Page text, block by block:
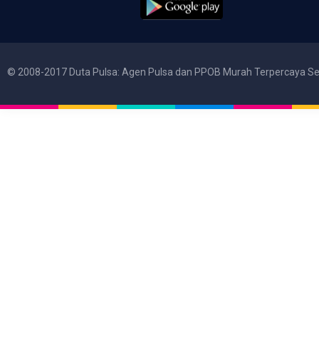
© 2008-2017 Duta Pulsa: Agen Pulsa dan PPOB Murah Terpercaya